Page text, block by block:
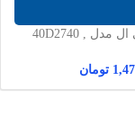
بکلایت تی سی ال مدل 40D2740 ,
تومان